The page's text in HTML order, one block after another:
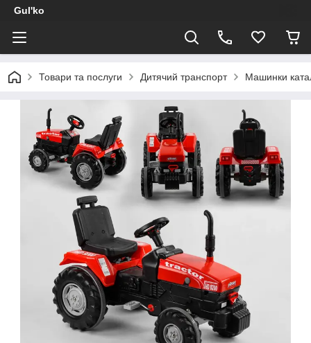
Gul'ko
Товари та послуги Дитячий транспорт Машинки